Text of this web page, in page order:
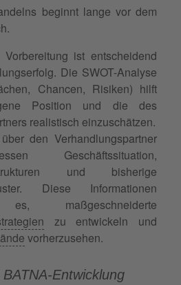
beginnt lange vor dem
ist entscheidend
Die SWOT-Analyse
Chancen, Risiken) hilft
Position und die des
realistisch einzuschätzen.
den Verhandlungspartner
Geschäftssituation,
und bisherige
Diese Informationen
es, maßgeschneiderte
zu entwickeln und
vorherzusehen.
Entwicklung